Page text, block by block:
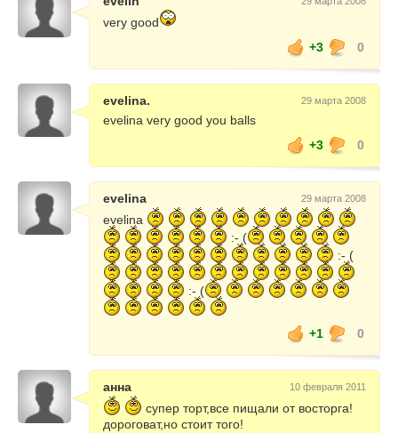
very good
+3
0
evelina. 29 марта 2008
evelina very good you balls
+3
0
evelina 29 марта 2008
evelina
:- (
:- (
:- (
+1 0
анна 10 февраля 2011
супер торт,все пищали от восторга!
дороговат,но стоит того!